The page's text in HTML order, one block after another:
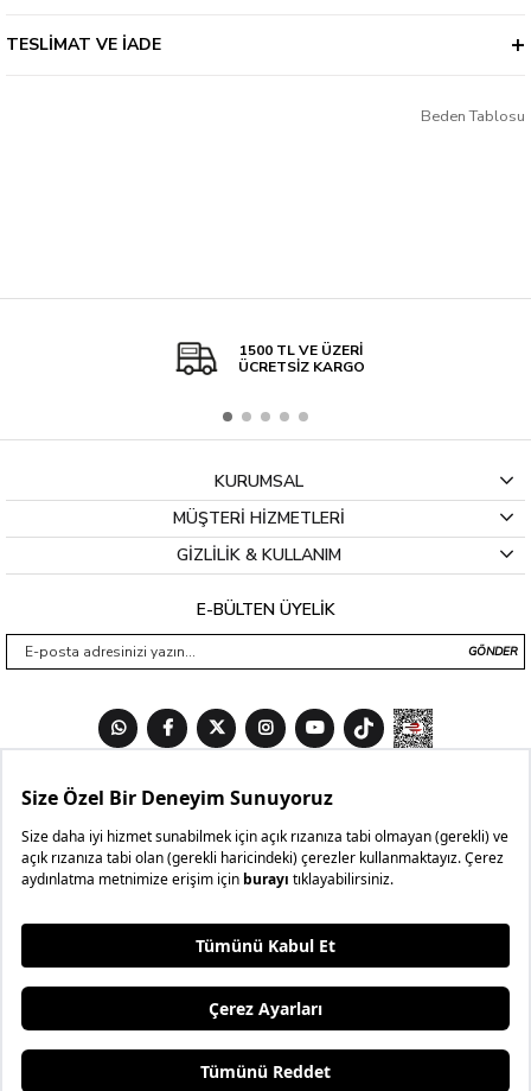
TESLIMAT VE İADE
Beden Tablosu
1500 TL VE ÜZERİ
ÜCRETSİZ KARGO
KURUMSAL
MÜŞTERİ HİZMETLERİ
GİZLİLİK & KULLANIM
E-BÜLTEN ÜYELİK
GÖNDER